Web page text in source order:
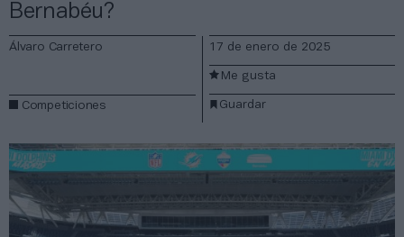
Bernabéu?
Álvaro Carretero
Competiciones
17 de enero de 2025
Guardar
Me gusta